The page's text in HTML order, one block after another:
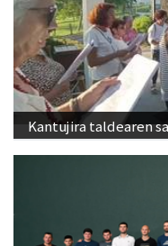
Kantujira taldearen